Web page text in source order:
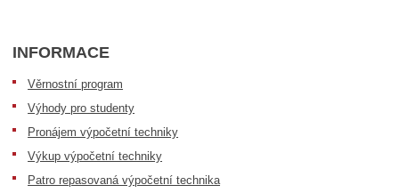
INFORMACE
Věrnostní program
Výhody pro studenty
Pronájem výpočetní techniky
Výkup výpočetní techniky
Patro repasovaná výpočetní technika